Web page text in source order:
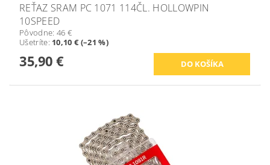
REŤAZ SRAM PC 1071 114ČL. HOLLOWPIN
10SPEED
Pôvodne: 46 €
Ušetríte: 10,10 € (–21 %)
35,90 €